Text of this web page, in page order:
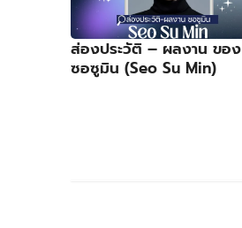
ส่องประวัติ – ผลงาน ของ
ซอซูมิน (Seo Su Min)